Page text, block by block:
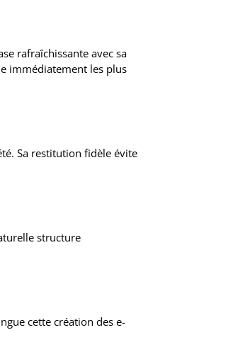
rafraîchissante avec sa
immédiatement les plus
Sa restitution fidèle évite
structure
cette création des e-